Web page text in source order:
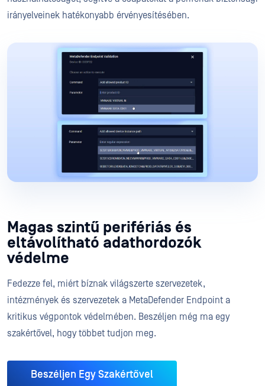
irányelveinek hatékonyabb érvényesítésében.
Magas szintű perifériás és
eltávolítható adathordozók
védelme
Fedezze fel, miért bíznak világszerte szervezetek,
intézmények és szervezetek a MetaDefender Endpoint a
kritikus végpontok védelmében. Beszéljen még ma egy
szakértővel, hogy többet tudjon meg.
Beszéljen Egy Szakértővel